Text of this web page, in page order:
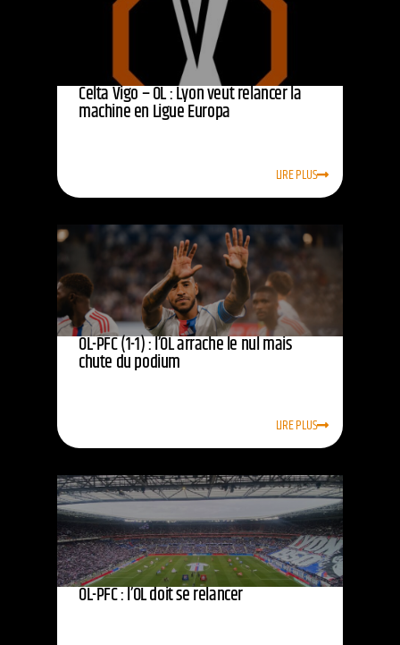
Celta Vigo – OL : Lyon veut relancer la
machine en Ligue Europa
LIRE PLUS
OL-PFC (1-1) : l’OL arrache le nul mais
chute du podium
LIRE PLUS
OL-PFC : l’OL doit se relancer